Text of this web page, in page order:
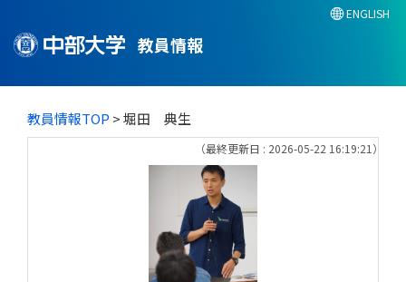
教員情報
ENGLISH
教員情報TOP > 堀田 典生
（最終更新日 : 2026-05-22 16:19:21）